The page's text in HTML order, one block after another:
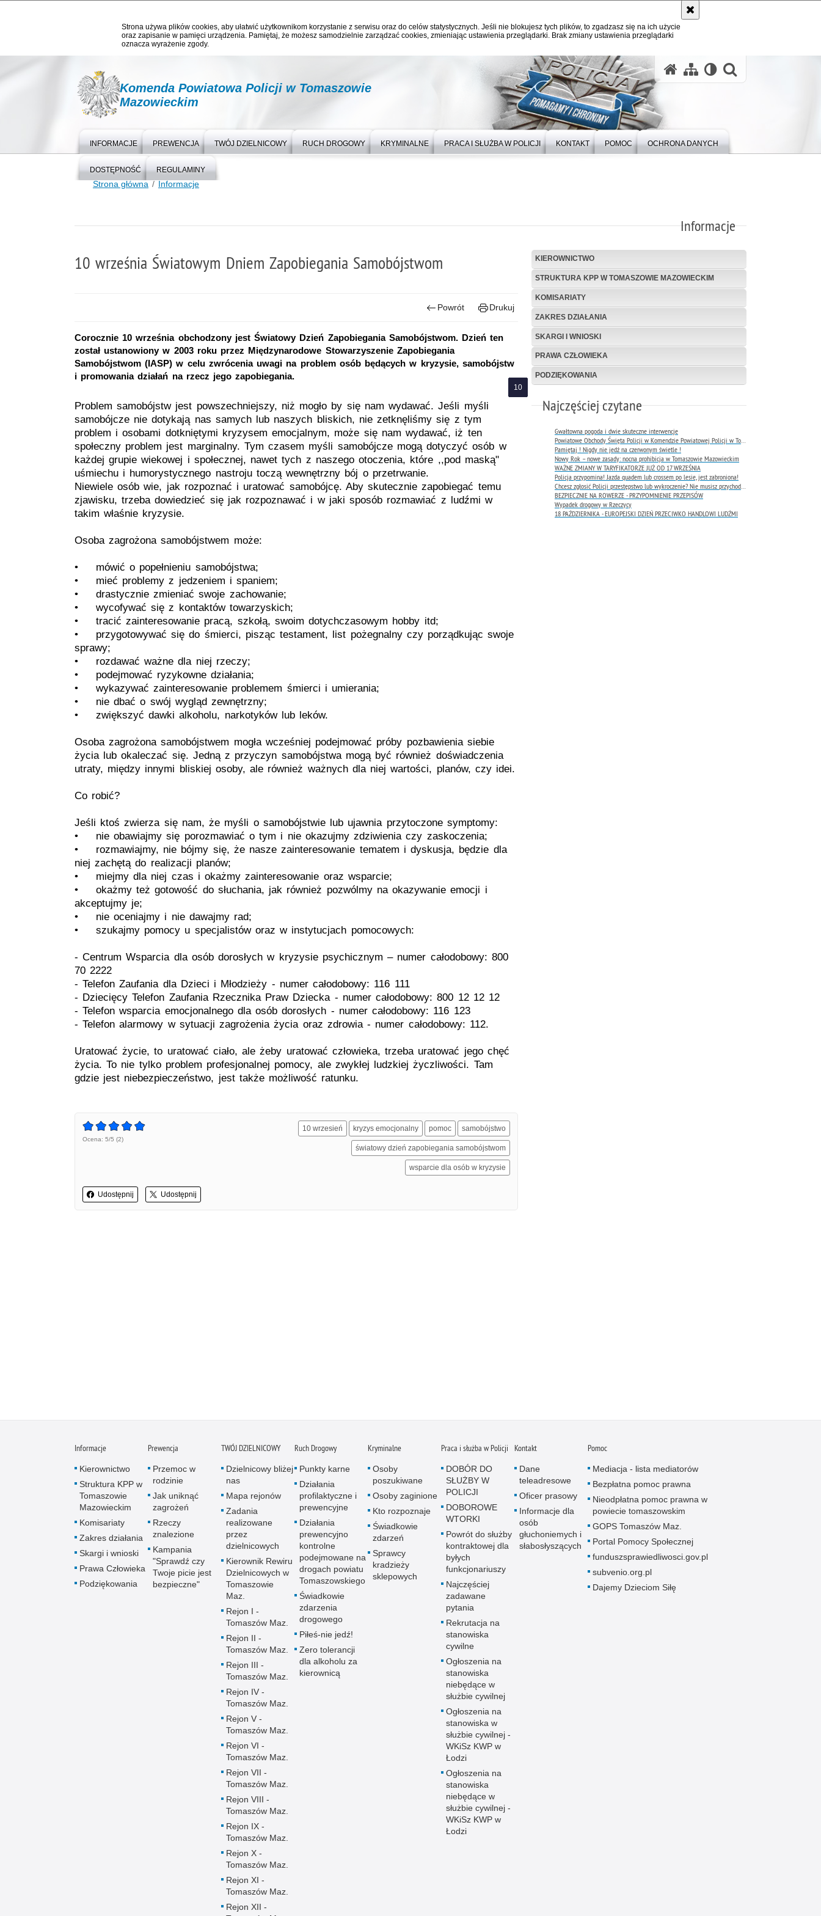
Strona używa plików cookies, aby ułatwić użytkownikom korzystanie z serwisu oraz do celów statystycznych. Jeśli nie blokujesz tych plików, to zgadzasz się na ich użycie
oraz zapisanie w pamięci urządzenia. Pamiętaj, że możesz samodzielnie zarządzać cookies, zmieniając ustawienia przeglądarki. Brak zmiany ustawienia przeglądarki
oznacza wyrażenie zgody.
Komenda Powiatowa Policji w Tomaszowie
Mazowieckim
INFORMACJE PREWENCJA TWÓJ DZIELNICOWY RUCH DROGOWY KRYMINALNE PRACA I SŁUŻBA W POLICJI KONTAKT POMOC OCHRONA DANYCH
DOSTĘPNOŚĆ REGULAMINY
Strona główna Informacje
Informacje
10 września Światowym Dniem Zapobiegania Samobójstwom
Powrót Drukuj
Corocznie 10 września obchodzony jest Światowy Dzień Zapobiegania Samobójstwom. Dzień ten
został ustanowiony w 2003 roku przez Międzynarodowe Stowarzyszenie Zapobiegania
Samobójstwom (IASP) w celu zwrócenia uwagi na problem osób będących w kryzysie, samobójstw
i promowania działań na rzecz jego zapobiegania.
Problem samobójstw jest powszechniejszy, niż mogło by się nam wydawać. Jeśli myśli
samobójcze nie dotykają nas samych lub naszych bliskich, nie zetknęliśmy się z tym
problem i osobami dotkniętymi kryzysem emocjalnym, może się nam wydawać, iż ten
społeczny problem jest marginalny. Tym czasem myśli samobójcze mogą dotyczyć osób w
każdej grupie wiekowej i społecznej, nawet tych z naszego otoczenia, które ,,pod maską"
uśmiechu i humorystycznego nastroju toczą wewnętrzny bój o przetrwanie.
Niewiele osób wie, jak rozpoznać i uratować samobójcę. Aby skutecznie zapobiegać temu
zjawisku, trzeba dowiedzieć się jak rozpoznawać i w jaki sposób rozmawiać z ludźmi w
takim właśnie kryzysie.
Osoba zagrożona samobójstwem może:
• mówić o popełnieniu samobójstwa;
• mieć problemy z jedzeniem i spaniem;
• drastycznie zmieniać swoje zachowanie;
• wycofywać się z kontaktów towarzyskich;
• tracić zainteresowanie pracą, szkołą, swoim dotychczasowym hobby itd;
• przygotowywać się do śmierci, pisząc testament, list pożegnalny czy porządkując swoje
sprawy;
• rozdawać ważne dla niej rzeczy;
• podejmować ryzykowne działania;
• wykazywać zainteresowanie problemem śmierci i umierania;
• nie dbać o swój wygląd zewnętrzny;
• zwiększyć dawki alkoholu, narkotyków lub leków.
Osoba zagrożona samobójstwem mogła wcześniej podejmować próby pozbawienia siebie
życia lub okaleczać się. Jedną z przyczyn samobójstwa mogą być również doświadczenia
utraty, między innymi bliskiej osoby, ale również ważnych dla niej wartości, planów, czy idei.
Co robić?
Jeśli ktoś zwierza się nam, że myśli o samobójstwie lub ujawnia przytoczone symptomy:
• nie obawiajmy się porozmawiać o tym i nie okazujmy zdziwienia czy zaskoczenia;
• rozmawiajmy, nie bójmy się, że nasze zainteresowanie tematem i dyskusja, będzie dla
niej zachętą do realizacji planów;
• miejmy dla niej czas i okażmy zainteresowanie oraz wsparcie;
• okażmy też gotowość do słuchania, jak również pozwólmy na okazywanie emocji i
akceptujmy je;
• nie oceniajmy i nie dawajmy rad;
• szukajmy pomocy u specjalistów oraz w instytucjach pomocowych:
- Centrum Wsparcia dla osób dorosłych w kryzysie psychicznym – numer całodobowy: 800
70 2222
- Telefon Zaufania dla Dzieci i Młodzieży - numer całodobowy: 116 111
- Dziecięcy Telefon Zaufania Rzecznika Praw Dziecka - numer całodobowy: 800 12 12 12
- Telefon wsparcia emocjonalnego dla osób dorosłych - numer całodobowy: 116 123
- Telefon alarmowy w sytuacji zagrożenia życia oraz zdrowia - numer całodobowy: 112.
Uratować życie, to uratować ciało, ale żeby uratować człowieka, trzeba uratować jego chęć
życia. To nie tylko problem profesjonalnej pomocy, ale zwykłej ludzkiej życzliwości. Tam
gdzie jest niebezpieczeństwo, jest także możliwość ratunku.
Ocena: 5/5 (2)
Udostępnij Udostępnij
10 wrzesień kryzys emocjonalny pomoc samobójstwo
światowy dzień zapobiegania samobójstwom
wsparcie dla osób w kryzysie
KIEROWNICTWO
STRUKTURA KPP W TOMASZOWIE MAZOWIECKIM
KOMISARIATY
ZAKRES DZIAŁANIA
SKARGI I WNIOSKI
PRAWA CZŁOWIEKA
PODZIĘKOWANIA
Najczęściej czytane
Gwałtowna pogoda i dwie skuteczne interwencje
Powiatowe Obchody Święta Policji w Komendzie Powiatowej Policji w Tomaszowie Mazowieckim
Pamiętaj ! Nigdy nie jedź na czerwonym świetle !
Nowy Rok – nowe zasady: nocna prohibicja w Tomaszowie Mazowieckim
WAŻNE ZMIANY W TARYFIKATORZE JUŻ OD 17 WRZEŚNIA
Policja przypomina! Jazda quadem lub crossem po lesie, jest zabroniona!
Chcesz zgłosić Policji przestępstwo lub wykroczenie? Nie musisz przychodzić do komendy !
BEZPIECZNIE NA ROWERZE - PRZYPOMNIENIE PRZEPISÓW
Wypadek drogowy w Rzeczycy
18 PAŹDZIERNIKA - EUROPEJSKI DZIEŃ PRZECIWKO HANDLOWI LUDŹMI
Informacje
Kierownictwo
Struktura KPP w
Tomaszowie
Mazowieckim
Komisariaty
Zakres działania
Skargi i wnioski
Prawa Człowieka
Podziękowania
Prewencja
Przemoc w
rodzinie
Jak uniknąć
zagrożeń
Rzeczy
znalezione
Kampania
"Sprawdź czy
Twoje picie jest
bezpieczne"
TWÓJ DZIELNICOWY
Dzielnicowy bliżej
nas
Mapa rejonów
Zadania
realizowane
przez
dzielnicowych
Kierownik Rewiru
Dzielnicowych w
Tomaszowie
Maz.
Rejon I -
Tomaszów Maz.
Rejon II -
Tomaszów Maz.
Rejon III -
Tomaszów Maz.
Rejon IV -
Tomaszów Maz.
Rejon V -
Tomaszów Maz.
Rejon VI -
Tomaszów Maz.
Rejon VII -
Tomaszów Maz.
Rejon VIII -
Tomaszów Maz.
Rejon IX -
Tomaszów Maz.
Rejon X -
Tomaszów Maz.
Rejon XI -
Tomaszów Maz.
Rejon XII -
Ruch Drogowy
Punkty karne
Działania
profilaktyczne i
prewencyjne
Działania
prewencyjno
kontrolne
podejmowane na
drogach powiatu
Tomaszowskiego
Świadkowie
zdarzenia
drogowego
Piłeś-nie jedź!
Zero tolerancji
dla alkoholu za
kierownicą
Kryminalne
Osoby
poszukiwane
Osoby zaginione
Kto rozpoznaje
Świadkowie
zdarzeń
Sprawcy
kradzieży
sklepowych
Praca i służba w Policji
DOBÓR DO
SŁUŻBY W
POLICJI
DOBOROWE
WTORKI
Powrót do służby
kontraktowej dla
byłych
funkcjonariuszy
Najczęściej
zadawane
pytania
Rekrutacja na
stanowiska
cywilne
Ogłoszenia na
stanowiska
niebędące w
służbie cywilnej
Ogłoszenia na
stanowiska w
służbie cywilnej -
WKiSz KWP w
Łodzi
Ogłoszenia na
stanowiska
niebędące w
służbie cywilnej -
WKiSz KWP w
Łodzi
Kontakt
Dane
teleadresowe
Oficer prasowy
Informacje dla
osób
głuchoniemych i
słabosłyszących
Pomoc
Mediacja - lista mediatorów
Bezpłatna pomoc prawna
Nieodpłatna pomoc prawna w
powiecie tomaszowskim
GOPS Tomaszów Maz.
Portal Pomocy Społecznej
funduszsprawiedliwosci.gov.pl
subvenio.org.pl
Dajemy Dzieciom Siłę